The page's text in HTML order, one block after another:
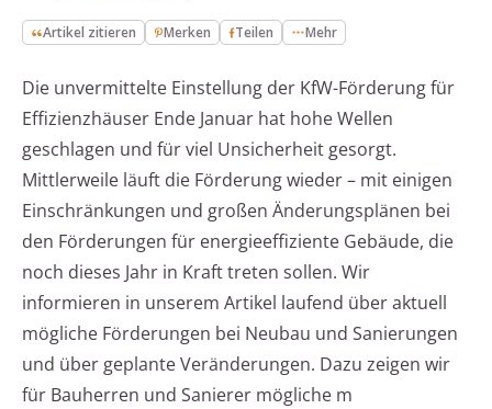
Artikel zitieren Merken Teilen Mehr
Die unvermittelte Einstellung der KfW-Förderung für
Effizienzhäuser Ende Januar hat hohe Wellen
geschlagen und für viel Unsicherheit gesorgt.
Mittlerweile läuft die Förderung wieder – mit einigen
Einschränkungen und großen Änderungsplänen bei
den Förderungen für energieeffiziente Gebäude, die
noch dieses Jahr in Kraft treten sollen. Wir
informieren in unserem Artikel laufend über aktuell
mögliche Förderungen bei Neubau und Sanierungen
und über geplante Veränderungen. Dazu zeigen wir
für Bauherren und Sanierer mögliche m